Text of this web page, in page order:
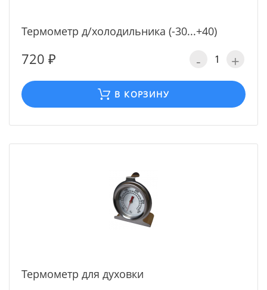
Термометр д/холодильника (-30...+40)
720 ₽ - +
В КОРЗИНУ
Термометр для духовки